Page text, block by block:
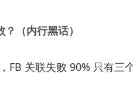
（内行黑话）
FB 关联失败 90% 只有三